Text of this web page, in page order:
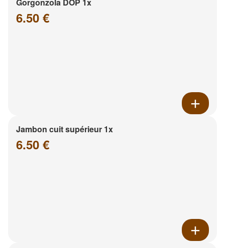
Gorgonzola DOP 1x
6.50 €
Jambon cuit supérieur 1x
6.50 €